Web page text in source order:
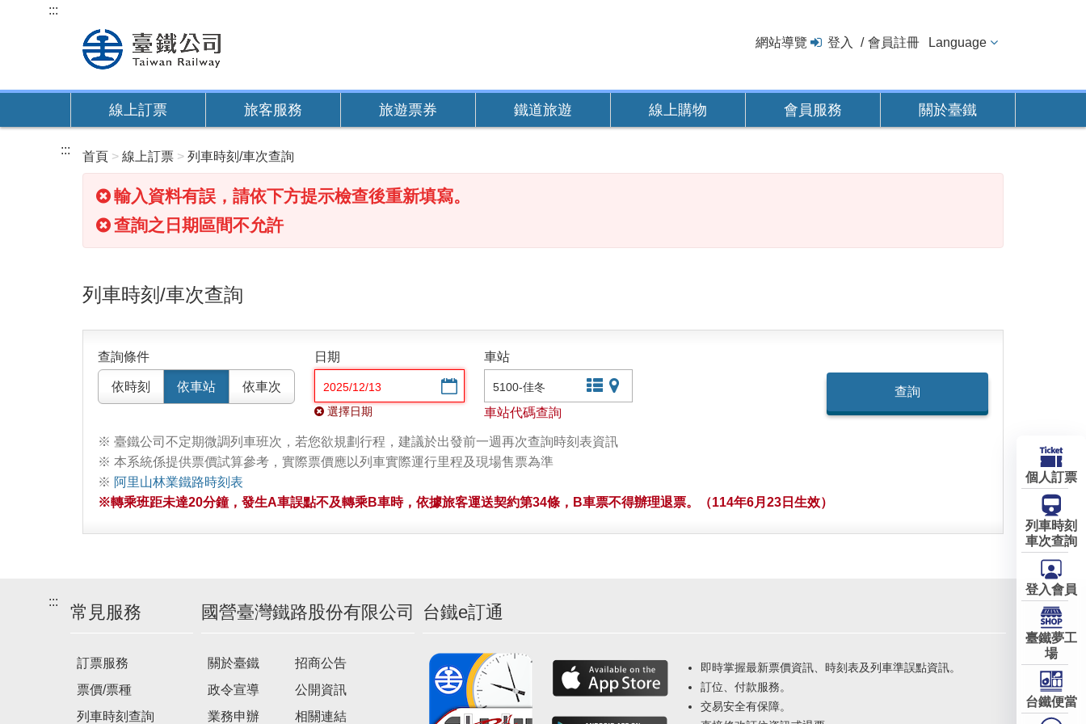
內
:::
網站導覽 登入 會員註冊 Language
線上訂票 旅客服務 旅遊票券 鐵道旅遊 線上購物 會員服務 關於臺鐵
::: 首頁 線上訂票 列車時刻/車次查詢
輸入資料有誤，請依下方提示檢查後重新填寫。
查詢之日期區間不允許
列車時刻/車次查詢
查詢條件
依時刻 依車站 依車次
日期
選擇日期
選擇日期
車站
文字站點查詢
車站代碼查詢
※ 臺鐵公司不定期微調列車班次，若您欲規劃行程，建議於出發前一週再次查詢時刻表資訊
※ 本系統係提供票價試算參考，實際票價應以列車實際運行里程及現場售票為準
※ 阿里山林業鐵路時刻表
※轉乘班距未達20分鐘，發生A車誤點不及轉乘B車時，依據旅客運送契約第34條，B車票不得辦理退票。（114年6月23日生效）
:::
常見服務
訂票服務
票價/票種
列車時刻查詢
國營臺灣鐵路股份有限公司
關於臺鐵
政令宣導
業務申辦
招商公告
公開資訊
相關連結
台鐵e訂通
即時掌握最新票價資訊、時刻表及列車準誤點資訊。
訂位、付款服務。
交易安全有保障。
個人訂票
列車時刻
車次查詢
登入會員
臺鐵夢工
場
台鐵便當